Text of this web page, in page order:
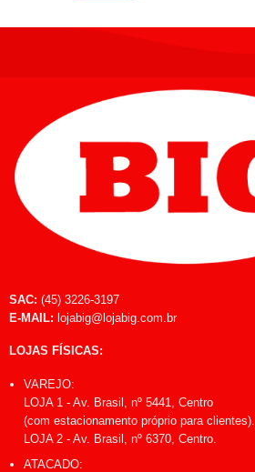
SAC: (45) 3226-3197
E-MAIL: lojabig@lojabig.com.br
LOJAS FÍSICAS:
VAREJO:
LOJA 1 - Av. Brasil, nº 5441, Centro
(com estacionamento próprio para clientes).
LOJA 2 - Av. Brasil, nº 6370, Centro.
ATACADO: